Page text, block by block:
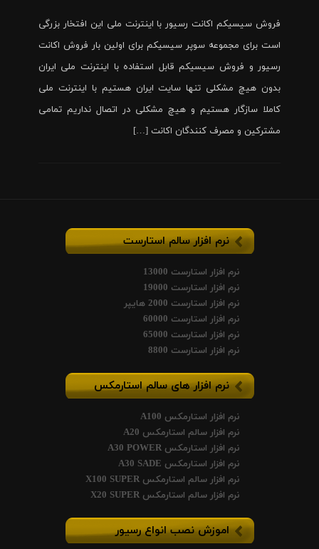
فروش سیسیکم اکانت رسیور با اینترنت ملی این افتخار بزرگی
است برای مجموعه سوپر سیسیکم برای اولین بار فروش اکانت
رسیور و فروش سیسیکم قابل استفاده با اینترنت ملی ایران
بدون هیچ مشکلی تنها سایت ایران هستیم با اینترنت ملی
کاملا سازگار هستیم و هیچ مشکلی در اتصال نداریم تمامی
مشترکین و مصرف کنندگان اکانت […]
نرم افزار سالم استارست
نرم افزار استارست 13000
نرم افزار استارست 19000
نرم افزار استارست 2000 هایپر
نرم افزار استارست 60000
نرم افزار استارست 65000
نرم افزار استارست 8800
نرم افزار های سالم استارمکس
نرم افزار استارمکس A100
نرم افزار سالم استارمکس A20
نرم افزار استارمکس A30 POWER
نرم افزار استارمکس A30 SADE
نرم افزار سالم استارمکس X100 SUPER
نرم افزار سالم استارمکس X20 SUPER
اموزش نصب انواع رسیور